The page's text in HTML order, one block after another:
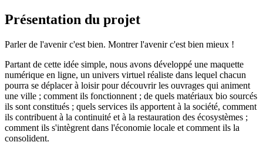
Présentation du projet
Parler de l'avenir c'est bien. Montrer l'avenir c'est bien mieux !
Partant de cette idée simple, nous avons développé une maquette
numérique en ligne, un univers virtuel réaliste dans lequel chacun
pourra se déplacer à loisir pour découvrir les ouvrages qui animent
une ville ; comment ils fonctionnent ; de quels matériaux bio sourcés
ils sont constitués ; quels services ils apportent à la société, comment
ils contribuent à la continuité et à la restauration des écosystèmes ;
comment ils s'intègrent dans l'économie locale et comment ils la
consolident.